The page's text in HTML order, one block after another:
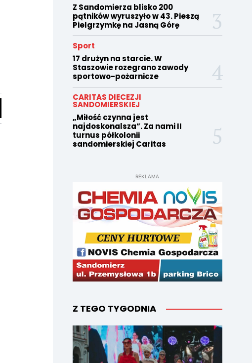
Z Sandomierza blisko 200
pątników wyruszyło w 43. Pieszą
Pielgrzymkę na Jasną Górę
Sport
17 drużyn na starcie. W
Staszowie rozegrano zawody
sportowo-pożarnicze
CARITAS DIECEZJI
SANDOMIERSKIEJ
„Miłość czynna jest
najdoskonalsza”. Za nami II
turnus półkolonii
sandomierskiej Caritas
REKLAMA
Z TEGO TYGODNIA